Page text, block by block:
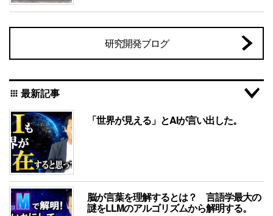
研究開発ブログ
apps 最新記事
「世界が見える」とAIが言い出した。
脳が言葉を理解するとは？ 言語学最大の
謎をLLMのアルゴリズムから解明する。